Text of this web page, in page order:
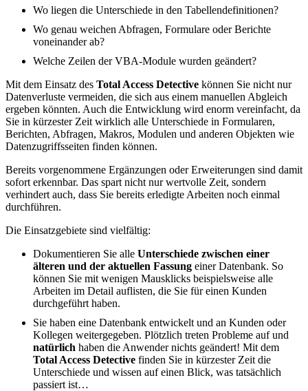
Wo liegen die Unterschiede in den Tabellendefinitionen?
Wo genau weichen Abfragen, Formulare oder Berichte
voneinander ab?
Welche Zeilen der VBA-Module wurden geändert?
Mit dem Einsatz des Total Access Detective können Sie nicht nur
Datenverluste vermeiden, die sich aus einem manuellen Abgleich
ergeben könnten. Auch die Entwicklung wird enorm vereinfacht, da
Sie in kürzester Zeit wirklich alle Unterschiede in Formularen,
Berichten, Abfragen, Makros, Modulen und anderen Objekten wie
Datenzugriffsseiten finden können.
Bereits vorgenommene Ergänzungen oder Erweiterungen sind damit
sofort erkennbar. Das spart nicht nur wertvolle Zeit, sondern
verhindert auch, dass Sie bereits erledigte Arbeiten noch einmal
durchführen.
Die Einsatzgebiete sind vielfältig:
Dokumentieren Sie alle Unterschiede zwischen einer
älteren und der aktuellen Fassung einer Datenbank. So
können Sie mit wenigen Mausklicks beispielsweise alle
Arbeiten im Detail auflisten, die Sie für einen Kunden
durchgeführt haben.
Sie haben eine Datenbank entwickelt und an Kunden oder
Kollegen weitergegeben. Plötzlich treten Probleme auf und
natürlich haben die Anwender nichts geändert! Mit dem
Total Access Detective finden Sie in kürzester Zeit die
Unterschiede und wissen auf einen Blick, was tatsächlich
passiert ist…